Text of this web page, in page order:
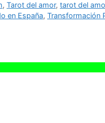
, Tarot del amor, tarot del
en España, Transformación